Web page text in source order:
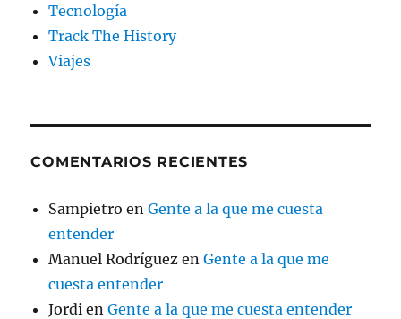
Tecnología
Track The History
Viajes
COMENTARIOS RECIENTES
Sampietro enGente a la que me cuesta
entender
Manuel Rodríguez enGente a la que me
cuesta entender
Jordi enGente a la que me cuesta entender